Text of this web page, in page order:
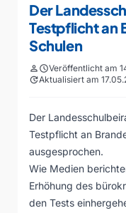
Der
Testpflicht an
Schulen
personscheduleVeröffentlicht am
updateAktualisiert am
Der
Testpflicht an
ausgesprochen.
Wie Medien
Erhöhung des
den Tests